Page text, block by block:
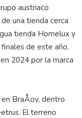
austriaco
una tienda cerca
tienda Homelux y
de este año,
2024 por la marca
BraÅov, dentro
El terreno